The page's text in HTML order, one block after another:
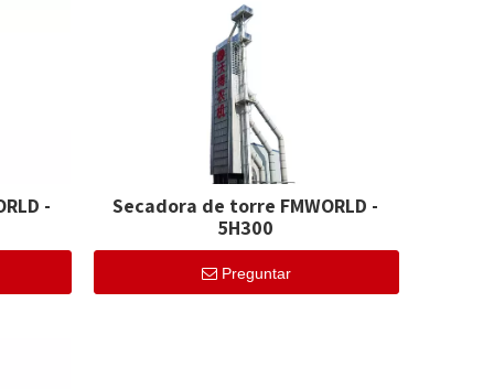
-
Secadora de torre FMWORLD -
5H300
Preguntar